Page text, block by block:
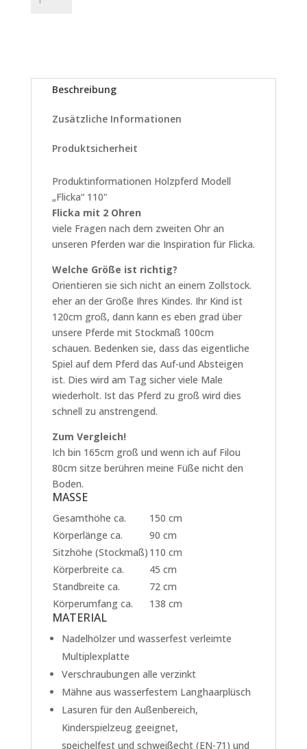
Beschreibung
Zusätzliche Informationen
Produktsicherheit
Produktinformationen Holzpferd Modell
„Flicka“ 110"
Flicka mit 2 Ohren
viele Fragen nach dem zweiten Ohr an
unseren Pferden war die Inspiration für Flicka.
Welche Größe ist richtig?
Orientieren sie sich nicht an einem Zollstock.
eher an der Größe Ihres Kindes. Ihr Kind ist
120cm groß, dann kann es eben grad über
unsere Pferde mit Stockmaß 100cm
schauen. Bedenken sie, dass das eigentliche
Spiel auf dem Pferd das Auf-und Absteigen
ist. Dies wird am Tag sicher viele Male
wiederholt. Ist das Pferd zu groß wird dies
schnell zu anstrengend.
Zum Vergleich!
Ich bin 165cm groß und wenn ich auf Filou
80cm sitze berühren meine Füße nicht den
Boden.
MASSE
Gesamthöhe ca.
150 cm
Körperlänge ca.
90 cm
Sitzhöhe (Stockmaß) 110 cm
Körperbreite ca.
45 cm
Standbreite ca.
72 cm
Körperumfang ca.
138 cm
MATERIAL
Nadelhölzer und wasserfest verleimte
Multiplexplatte
Verschraubungen alle verzinkt
Mähne aus wasserfestem Langhaarplüsch
Lasuren für den Außenbereich,
Kinderspielzeug geeignet,
speichelfest und schweißecht (EN-71) und